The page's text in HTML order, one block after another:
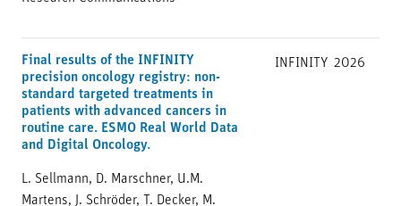
Final results of the INFINITY
precision oncology registry: non-
standard targeted treatments in
patients with advanced cancers in
routine care. ESMO Real World Data
and Digital Oncology.
L. Sellmann, D. Marschner, U.M.
Martens, J. Schröder, T. Decker, M.
INFINITY 2026